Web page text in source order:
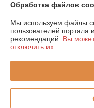
Юридическое лицо:ООО
0,7км севернее аг.
Регистрационный номер
Регистрационный орган:
Дата регистрации компании:
Обработка файлов
Мы используем файлы
пользователей портала
рекомендаций. Вы
отключить их.